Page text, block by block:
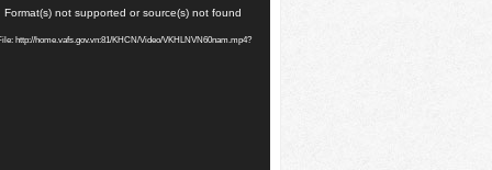
Format(s) not supported or source(s) not found
http://home.vafs.gov.vn:81/KHCN/Video/VKHLNVN60nam.mp4?